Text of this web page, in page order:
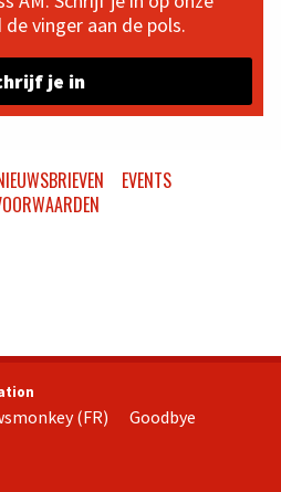
vinger aan de pols.
je in
EVENTS
(FR) Goodbye